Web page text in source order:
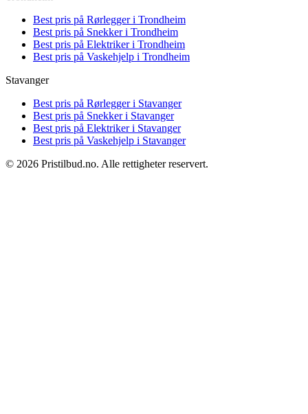
Best pris på Rørlegger i Trondheim
Best pris på Snekker i Trondheim
Best pris på Elektriker i Trondheim
Best pris på Vaskehjelp i Trondheim
Stavanger
Best pris på Rørlegger i Stavanger
Best pris på Snekker i Stavanger
Best pris på Elektriker i Stavanger
Best pris på Vaskehjelp i Stavanger
© 2026 Pristilbud.no. Alle rettigheter reservert.